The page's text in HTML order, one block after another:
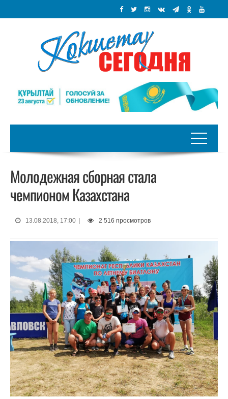
Молодежная сборная стала
чемпионом Казахстана
13.08.2018, 17:00 | 2 516 просмотров